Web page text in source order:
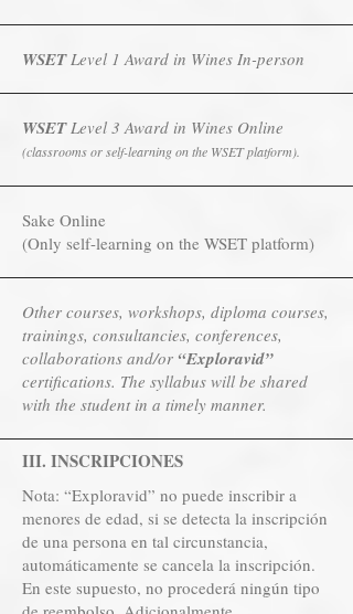
WSETLevel 1 Award in Wines In-person
WSETLevel 3 Award in Wines Online
(classrooms or self-learning on the WSET platform).
Sake Online
(Only self-learning on the WSET platform)
Other courses, workshops, diploma courses,
trainings, consultancies, conferences,
collaborations and/or “Exploravid”
certifications. The syllabus will be shared
with the student in a timely manner.
III. INSCRIPCIONES
Nota: “Exploravid” no puede inscribir a
menores de edad, si se detecta la inscripción
de una persona en tal circunstancia,
automáticamente se cancela la inscripción.
En este supuesto, no procederá ningún tipo